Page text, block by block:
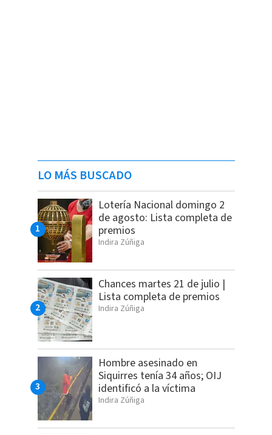
LO MÁS BUSCADO
Lotería Nacional domingo 2
de agosto: Lista completa de
premios
Indira Zúñiga
Chances martes 21 de julio |
Lista completa de premios
Indira Zúñiga
Hombre asesinado en
Siquirres tenía 34 años; OIJ
identificó a la víctima
Indira Zúñiga